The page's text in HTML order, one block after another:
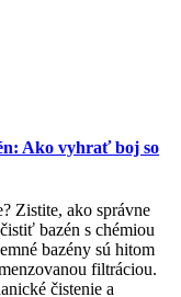
Ako vyhrať boj so
Zistite, ako správne
bazén s chémiou
bazény sú hitom
filtráciou.
čistenie a